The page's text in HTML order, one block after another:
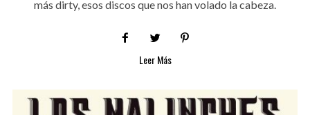
más dirty, esos discos que nos han volado la cabeza.
Leer Más